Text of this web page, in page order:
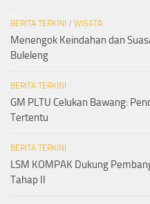
BERITA TERKINI / WISATA
Menengok Keindahan dan
Buleleng
BERITA TERKINI
GM PLTU Celukan Bawang:
Tertentu
BERITA TERKINI
LSM KOMPAK Dukung
Tahap II